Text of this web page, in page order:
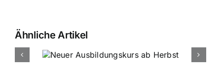
Ähnliche Artikel
ab
August OV Abend am 07.08.2026 in